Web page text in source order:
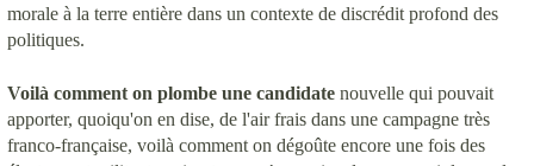
morale à la terre entière dans un contexte de discrédit profond des
politiques.
Voilà comment on plombe une candidate nouvelle qui pouvait
apporter, quoiqu'on en dise, de l'air frais dans une campagne très
franco-française, voilà comment on dégoûte encore une fois des